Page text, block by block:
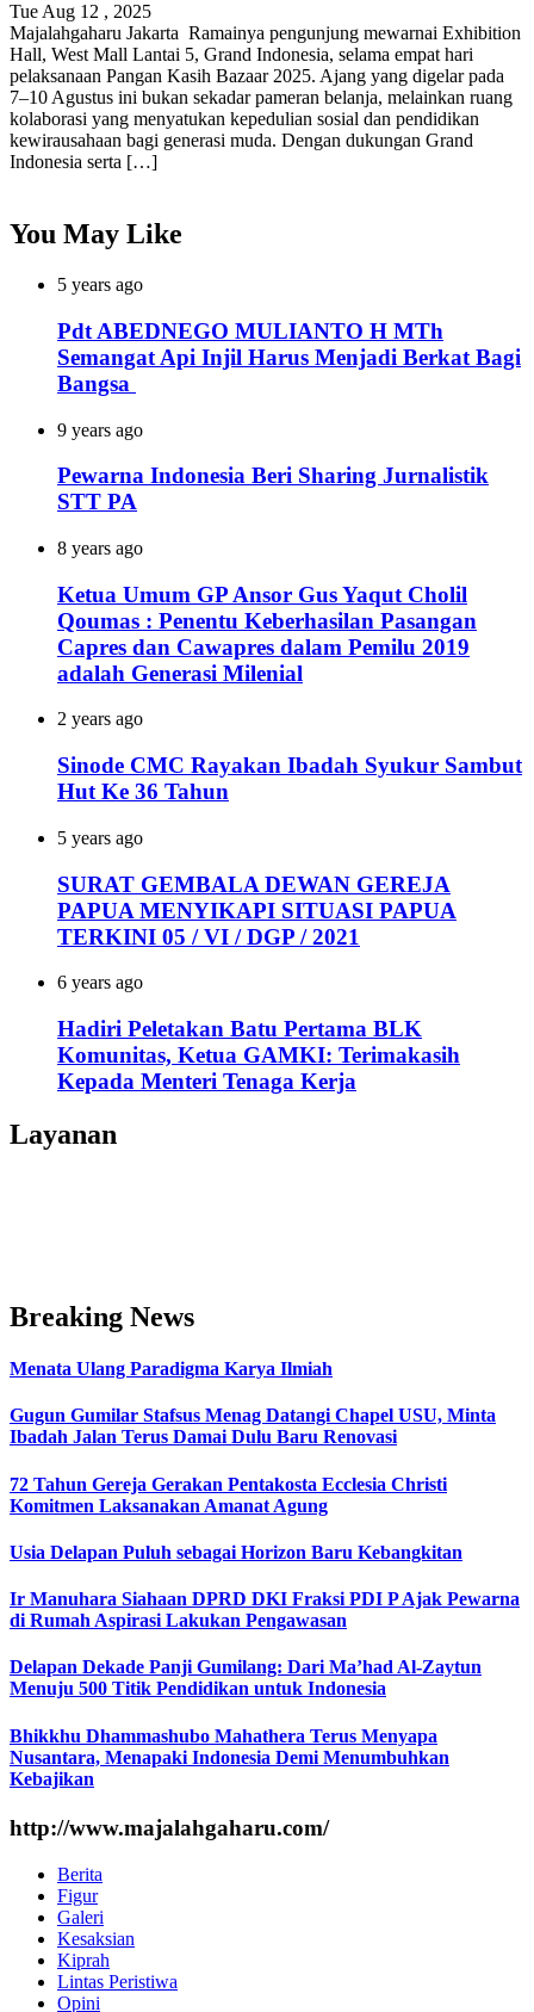
Tue Aug 12 , 2025
Majalahgaharu Jakarta Ramainya pengunjung mewarnai Exhibition
Hall, West Mall Lantai 5, Grand Indonesia, selama empat hari
pelaksanaan Pangan Kasih Bazaar 2025. Ajang yang digelar pada
7–10 Agustus ini bukan sekadar pameran belanja, melainkan ruang
kolaborasi yang menyatukan kepedulian sosial dan pendidikan
kewirausahaan bagi generasi muda. Dengan dukungan Grand
Indonesia serta […]
You May Like
5 years ago
Pdt ABEDNEGO MULIANTO H MTh
Semangat Api Injil Harus Menjadi Berkat Bagi
Bangsa
9 years ago
Pewarna Indonesia Beri Sharing Jurnalistik
STT PA
8 years ago
Ketua Umum GP Ansor Gus Yaqut Cholil
Qoumas : Penentu Keberhasilan Pasangan
Capres dan Cawapres dalam Pemilu 2019
adalah Generasi Milenial
2 years ago
Sinode CMC Rayakan Ibadah Syukur Sambut
Hut Ke 36 Tahun
5 years ago
SURAT GEMBALA DEWAN GEREJA
PAPUA MENYIKAPI SITUASI PAPUA
TERKINI 05 / VI / DGP / 2021
6 years ago
Hadiri Peletakan Batu Pertama BLK
Komunitas, Ketua GAMKI: Terimakasih
Kepada Menteri Tenaga Kerja
Layanan
Breaking News
Menata Ulang Paradigma Karya Ilmiah
Gugun Gumilar Stafsus Menag Datangi Chapel USU, Minta
Ibadah Jalan Terus Damai Dulu Baru Renovasi
72 Tahun Gereja Gerakan Pentakosta Ecclesia Christi
Komitmen Laksanakan Amanat Agung
Usia Delapan Puluh sebagai Horizon Baru Kebangkitan
Ir Manuhara Siahaan DPRD DKI Fraksi PDI P Ajak Pewarna
di Rumah Aspirasi Lakukan Pengawasan
Delapan Dekade Panji Gumilang: Dari Ma’had Al-Zaytun
Menuju 500 Titik Pendidikan untuk Indonesia
Bhikkhu Dhammashubo Mahathera Terus Menyapa
Nusantara, Menapaki Indonesia Demi Menumbuhkan
Kebajikan
http://www.majalahgaharu.com/
Berita
Figur
Galeri
Kesaksian
Kiprah
Lintas Peristiwa
Opini